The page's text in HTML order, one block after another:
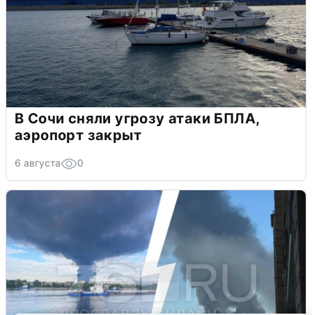
В Сочи сняли угрозу атаки БПЛА,
аэропорт закрыт
6 августа 0